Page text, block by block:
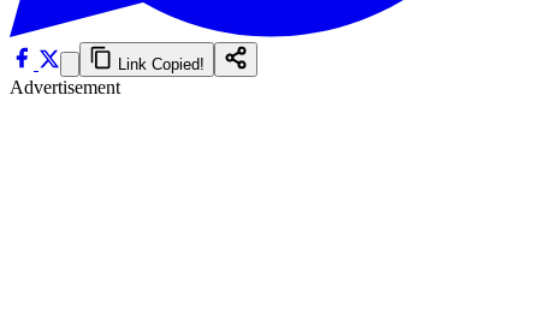
Link Copied!
Advertisement